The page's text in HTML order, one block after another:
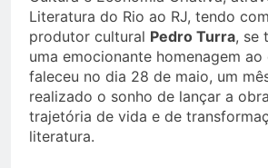
Literatura do Rio ao RJ, tendo
produtor cultural Pedro Turra, se
uma emocionante homenagem
faleceu no dia 28 de maio, um
realizado o sonho de lançar a
trajetória de vida e de
literatura.